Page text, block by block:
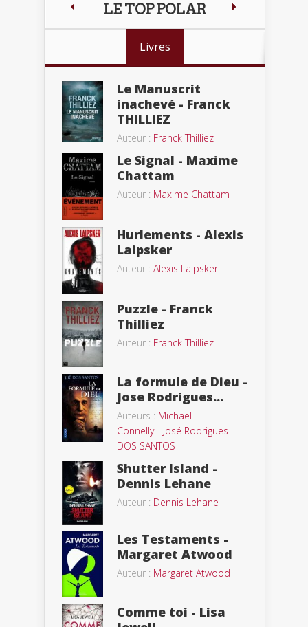
LE TOP POLAR
Livres
Le Manuscrit
inachevé - Franck
THILLIEZ
Auteur : Franck Thilliez
Le Signal - Maxime
Chattam
Auteur : Maxime Chattam
Hurlements - Alexis
Laipsker
Auteur : Alexis Laipsker
Puzzle - Franck
Thilliez
Auteur : Franck Thilliez
La formule de Dieu -
Jose Rodrigues...
Auteurs : Michael
Connelly- José Rodrigues
DOS SANTOS
Shutter Island -
Dennis Lehane
Auteur : Dennis Lehane
Les Testaments -
Margaret Atwood
Auteur : Margaret Atwood
Comme toi - Lisa